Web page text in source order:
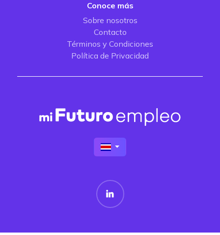
Conoce más
Sobre nosotros
Contacto
Términos y Condiciones
Política de Privacidad